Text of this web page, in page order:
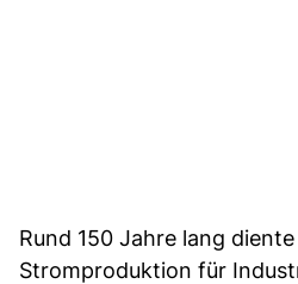
Rund 150 Jahre lang
Stromproduktion für